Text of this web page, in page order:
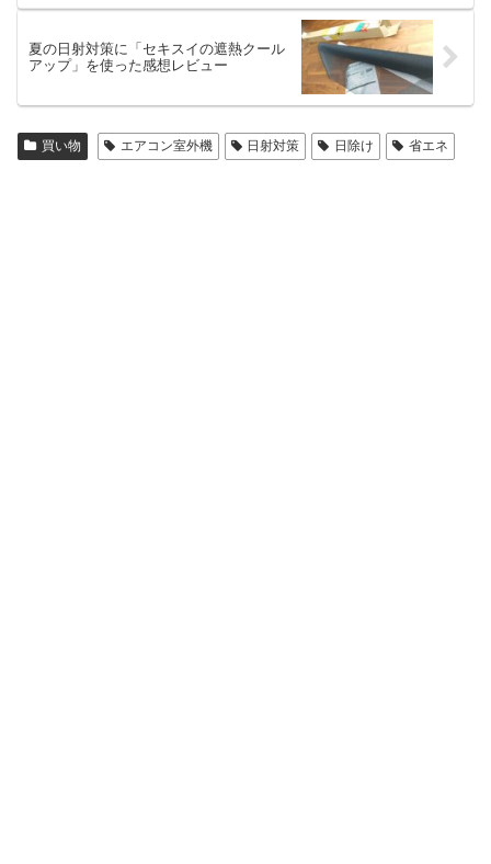
夏の日射対策に「セキスイの遮熱クール
アップ」を使った感想レビュー
買い物 エアコン室外機 日射対策 日除け 省エネ